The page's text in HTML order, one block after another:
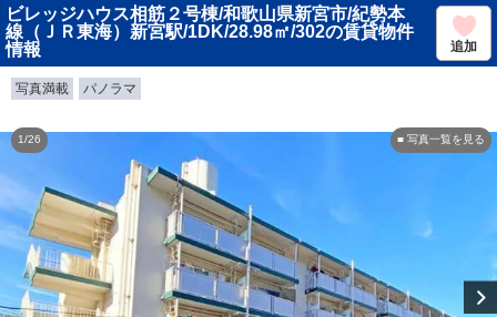
ビレッジハウス相筋２号棟/和歌山県新宮市/紀勢本
線（ＪＲ東海）新宮駅/1DK/28.98㎡/302の賃貸物件
情報
追加
写真満載 パノラマ
■ 写真一覧を見る
1/26